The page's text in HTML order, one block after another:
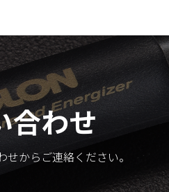
合わせ
からご連絡ください。